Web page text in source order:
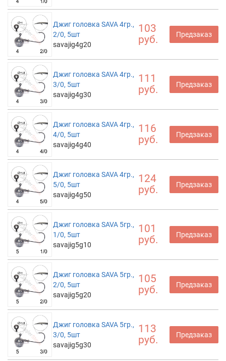
Джиг головка SAVA 4гр.,
2/0, 5шт
savajig4g20
103
руб.
Предзаказ
Джиг головка SAVA 4гр.,
3/0, 5шт
savajig4g30
111
руб.
Предзаказ
Джиг головка SAVA 4гр.,
4/0, 5шт
savajig4g40
116
руб.
Предзаказ
Джиг головка SAVA 4гр.,
5/0, 5шт
savajig4g50
124
руб.
Предзаказ
Джиг головка SAVA 5гр.,
1/0, 5шт
savajig5g10
101
руб.
Предзаказ
Джиг головка SAVA 5гр.,
2/0, 5шт
savajig5g20
105
руб.
Предзаказ
Джиг головка SAVA 5гр.,
3/0, 5шт
savajig5g30
113
руб.
Предзаказ